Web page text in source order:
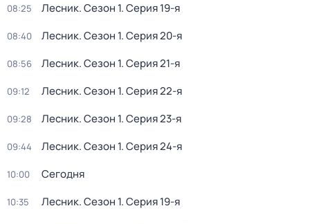
08:25 Лесник. Сезон 1. Серия 19-я
08:40 Лесник. Сезон 1. Серия 20-я
08:56 Лесник. Сезон 1. Серия 21-я
09:12 Лесник. Сезон 1. Серия 22-я
09:28 Лесник. Сезон 1. Серия 23-я
09:44 Лесник. Сезон 1. Серия 24-я
10:00 Сегодня
10:35 Лесник. Сезон 1. Серия 19-я